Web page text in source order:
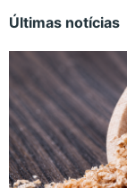
Últimas notícias